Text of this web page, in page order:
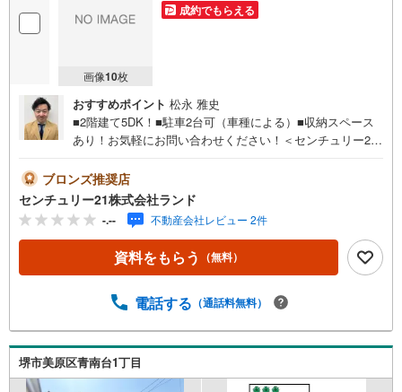
画像10枚
成約でもらえる
おすすめポイント 松永 雅史
■2階建て5DK！■駐車2台可（車種による）■収納スペース
あり！お気軽にお問い合わせください！＜センチュリー21
は・・・ お客様のニーズに寄り添い、大切なお住まいの
ご購入に最後まで伴走いたします！●リフォームのご相談も
承っております。●購入・売却・ローンのご相談・・・なん
でもお気軽にご相談くださいませ！〇大阪メトロ御堂筋線
「北花田」駅より徒歩約10分！○JR阪和線「浅香」駅より
徒歩約8分！〇営業時間:10:00～20:00（火曜日・水曜日定
にご案内が可能です。ご連絡お待ちしております！
ブロンズ推奨店
センチュリー21株式会社ランド
-.-- 不動産会社レビュー 2件
資料をもらう （無料）
電話する （通話料無料）
堺市美原区青南台1丁目